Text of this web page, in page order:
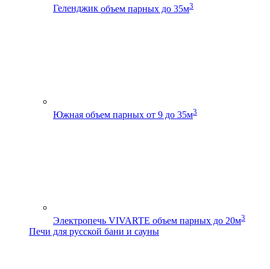
Геленджик объем парных до 35м3
Южная объем парных от 9 до 35м3
Электропечь VIVARTE объем парных до 20м3
Печи для русской бани и сауны